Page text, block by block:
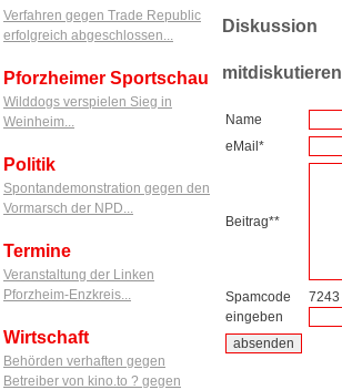
Verfahren gegen Trade Republic
erfolgreich abgeschlossen...
Pforzheimer Sportschau
Wilddogs verspielen Sieg in
Weinheim...
Politik
Spontandemonstration gegen den
Vormarsch der NPD...
Termine
Veranstaltung der Linken
Pforzheim-Enzkreis...
Wirtschaft
Behörden verhaften gegen
Betreiber von kino.to ? gegen
Diskussion
mitdiskutieren
Name
eMail*
Beitrag**
Spamcode
eingeben
7243